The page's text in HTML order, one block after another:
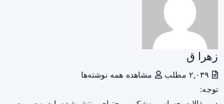
زهرا ق
مشاهده همه نوشته‌ها
توجه: